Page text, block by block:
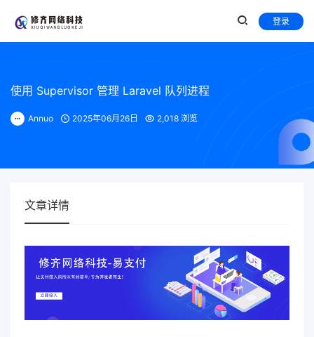
登录
使用 Supervisor 管理 Laravel 队列进程
Annuo 2025年06月26日 2,018 浏览
文章详情